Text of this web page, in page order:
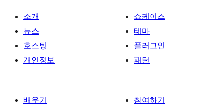
소개
뉴스
호스팅
개인정보
쇼케이스
테마
플러그인
패턴
배우기
참여하기